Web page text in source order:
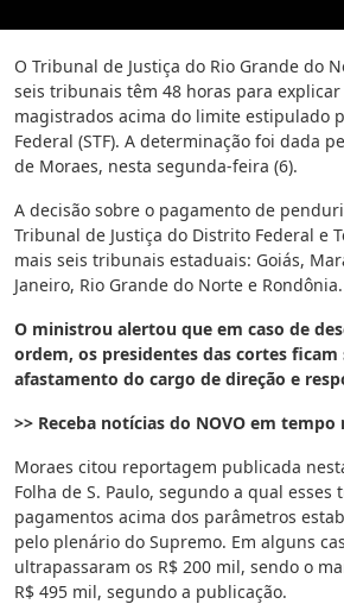
O Tribunal de Justiça do Rio Grande do
seis tribunais têm 48 horas para
magistrados acima do limite estipulado
Federal (STF). A determinação foi dada
de Moraes, nesta segunda-feira (6).
A decisão sobre o pagamento de
Tribunal de Justiça do Distrito Federal e
mais seis tribunais estaduais: Goiás,
Janeiro, Rio Grande do Norte e Rondônia.
O ministrou alertou que em caso de
ordem, os presidentes das cortes
afastamento do cargo de direção e
>> Receba notícias do NOVO em tempo
Moraes citou reportagem publicada
Folha de S. Paulo, segundo a qual
pagamentos acima dos parâmetros
pelo plenário do Supremo. Em alguns
ultrapassaram os R$ 200 mil, sendo o
R$ 495 mil, segundo a publicação.